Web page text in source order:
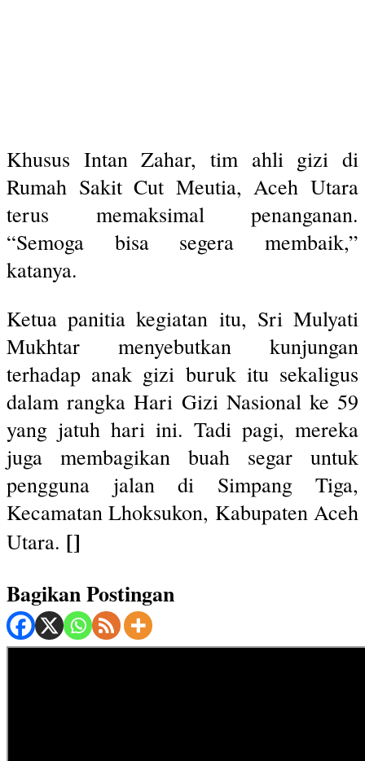
Khusus Intan Zahar, tim ahli gizi di
Rumah Sakit Cut Meutia, Aceh Utara
terus memaksimal penanganan.
“Semoga bisa segera membaik,”
katanya.
Ketua panitia kegiatan itu, Sri Mulyati
Mukhtar menyebutkan kunjungan
terhadap anak gizi buruk itu sekaligus
dalam rangka Hari Gizi Nasional ke 59
yang jatuh hari ini. Tadi pagi, mereka
juga membagikan buah segar untuk
pengguna jalan di Simpang Tiga,
Kecamatan Lhoksukon, Kabupaten Aceh
Utara. []
Bagikan Postingan